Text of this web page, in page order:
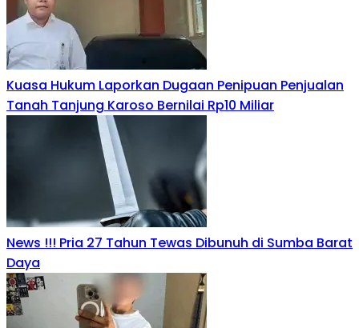
Kuasa Hukum Laporkan Dugaan Penipuan Penjualan
Tanah Tanjung Karoso Bernilai Rp10 Miliar
News !!! Pria 27 Tahun Tewas Dibunuh di Sumba Barat
Daya